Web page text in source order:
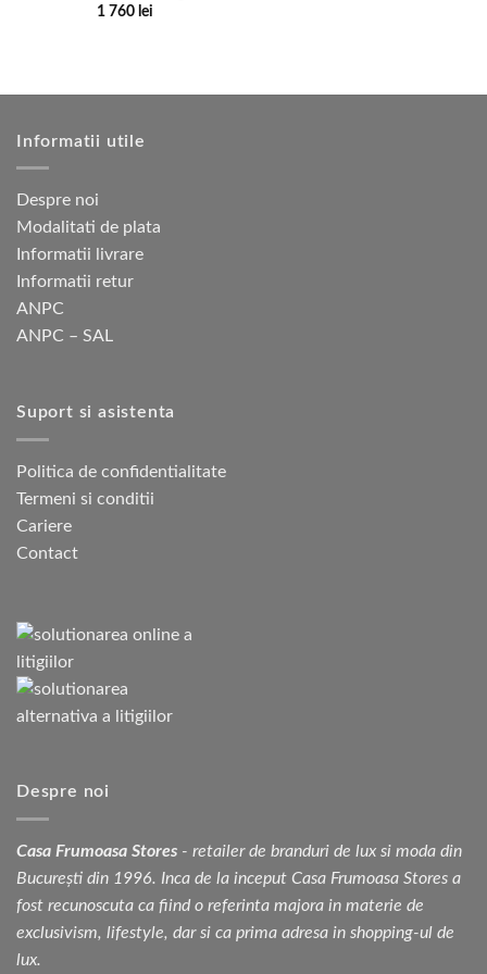
1 760 lei
mai
variații.
alese
în
pagina
Informatii utile
Despre noi
Modalitati de plata
Informatii livrare
Informatii retur
ANPC
ANPC – SAL
Suport si asistenta
Politica de confidentialitate
Termeni si conditii
Cariere
Contact
Despre noi
Casa Frumoasa Stores - retailer de branduri de lux si moda din
București din 1996. Inca de la inceput Casa Frumoasa Stores a
fost recunoscuta ca fiind o referinta majora in materie de
exclusivism, lifestyle, dar si ca prima adresa in shopping-ul de
lux.